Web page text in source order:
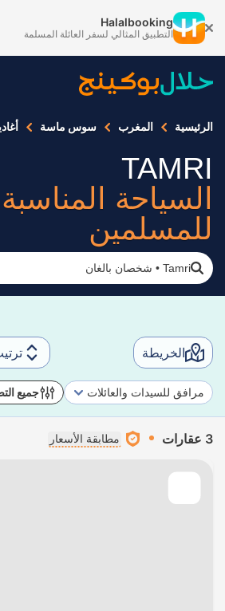
Halalbooking
التطبيق المثالي لسفر العائلة المسلمة
الرئيسية المغرب سوس ماسة
TAMRI
السياحة المناسبة
للمسلمين
Tamri
• شخصان بالغان
الخريطة
مرافق للسيدات والعائلات جميع
3 عقارات مطابقة الأسعار